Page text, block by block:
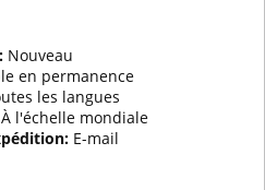
Nouveau
en permanence
les langues
À l'échelle mondiale
E-mail